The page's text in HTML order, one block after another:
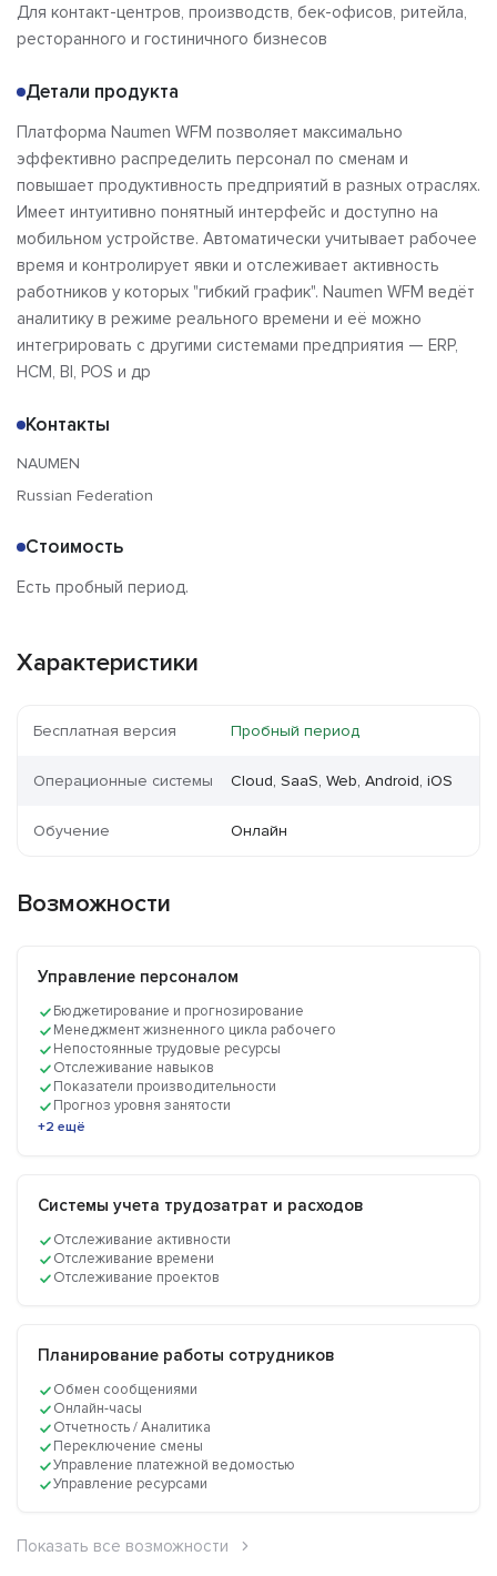
Для контакт-центров, производств, бек-офисов, ритейла,
ресторанного и гостиничного бизнесов
Детали продукта
Платформа Naumen WFM позволяет максимально
эффективно распределить персонал по сменам и
повышает продуктивность предприятий в разных отраслях.
Имеет интуитивно понятный интерфейс и доступно на
мобильном устройстве. Автоматически учитывает рабочее
время и контролирует явки и отслеживает активность
работников у которых "гибкий график". Naumen WFM ведёт
аналитику в режиме реального времени и её можно
интегрировать с другими системами предприятия — ERP,
HCM, BI, POS и др
Контакты
NAUMEN
Russian Federation
Стоимость
Есть пробный период.
Характеристики
Бесплатная версия Пробный период
Операционные системы Cloud, SaaS, Web, Android, iOS
Обучение Онлайн
Возможности
Управление персоналом
Бюджетирование и прогнозирование
Менеджмент жизненного цикла рабочего
Непостоянные трудовые ресурсы
Отслеживание навыков
Показатели производительности
Прогноз уровня занятости
+2 ещё
Системы учета трудозатрат и расходов
Отслеживание активности
Отслеживание времени
Отслеживание проектов
Планирование работы сотрудников
Обмен сообщениями
Онлайн-часы
Отчетность / Аналитика
Переключение смены
Управление платежной ведомостью
Управление ресурсами
Показать все возможности